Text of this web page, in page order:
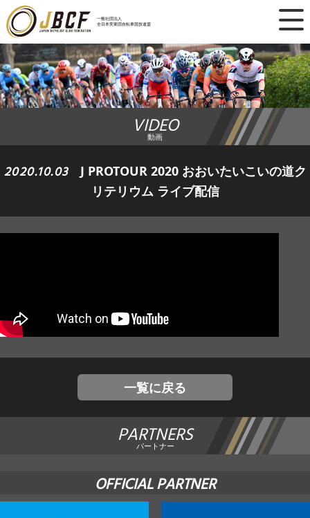
一般社団法人
全日本実業団自転車競技連盟
×
ニュース
レース日程
ランキング
レース結果
チーム・選手
競技ガイド
エントリー
VIDEO
動画
2020.10.03
J PROTOUR 2020 おおいたいこいの道ク
リテリウム ライブ配信
一覧に戻る
PARTNERS
パートナー
OFFICIAL PARTNER